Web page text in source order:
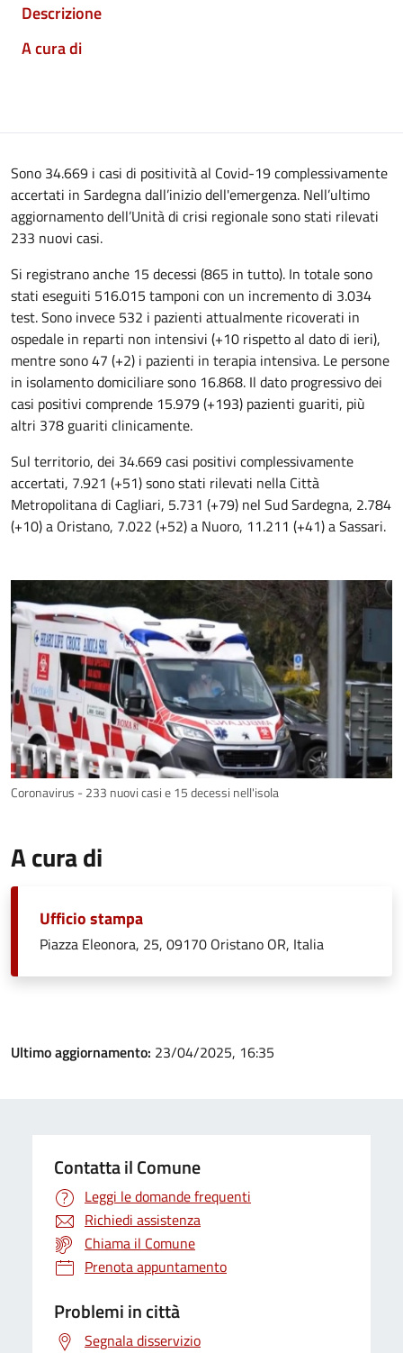
Descrizione
A cura di
Sono 34.669 i casi di positività al Covid-19 complessivamente
accertati in Sardegna dall’inizio dell'emergenza. Nell’ultimo
aggiornamento dell’Unità di crisi regionale sono stati rilevati
233 nuovi casi.
Si registrano anche 15 decessi (865 in tutto). In totale sono
stati eseguiti 516.015 tamponi con un incremento di 3.034
test. Sono invece 532 i pazienti attualmente ricoverati in
ospedale in reparti non intensivi (+10 rispetto al dato di ieri),
mentre sono 47 (+2) i pazienti in terapia intensiva. Le persone
in isolamento domiciliare sono 16.868. Il dato progressivo dei
casi positivi comprende 15.979 (+193) pazienti guariti, più
altri 378 guariti clinicamente.
Sul territorio, dei 34.669 casi positivi complessivamente
accertati, 7.921 (+51) sono stati rilevati nella Città
Metropolitana di Cagliari, 5.731 (+79) nel Sud Sardegna, 2.784
(+10) a Oristano, 7.022 (+52) a Nuoro, 11.211 (+41) a Sassari.
Coronavirus - 233 nuovi casi e 15 decessi nell'isola
A cura di
Ufficio stampa
Piazza Eleonora, 25, 09170 Oristano OR, Italia
Ultimo aggiornamento: 23/04/2025, 16:35
Contatta il Comune
Leggi le domande frequenti
Richiedi assistenza
Chiama il Comune
Prenota appuntamento
Problemi in città
Segnala disservizio